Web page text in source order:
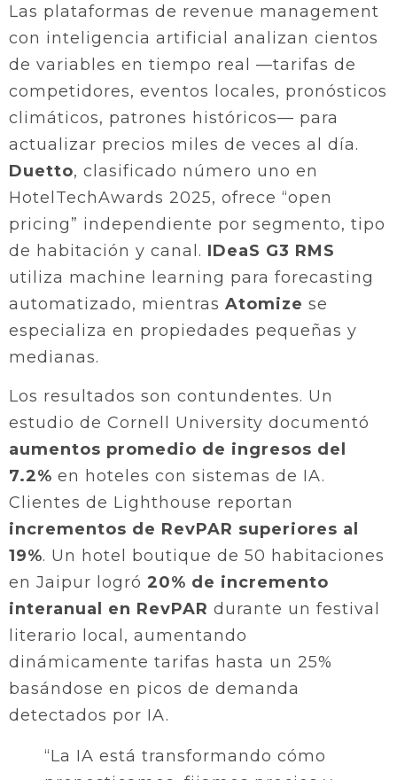
Las plataformas de revenue management
con inteligencia artificial analizan cientos
de variables en tiempo real —tarifas de
competidores, eventos locales, pronósticos
climáticos, patrones históricos— para
actualizar precios miles de veces al día.
Duetto, clasificado número uno en
HotelTechAwards 2025, ofrece “open
pricing” independiente por segmento, tipo
de habitación y canal. IDeaS G3 RMS
utiliza machine learning para forecasting
automatizado, mientras Atomize se
especializa en propiedades pequeñas y
medianas.
Los resultados son contundentes. Un
estudio de Cornell University documentó
aumentos promedio de ingresos del
7.2% en hoteles con sistemas de IA.
Clientes de Lighthouse reportan
incrementos de RevPAR superiores al
19%. Un hotel boutique de 50 habitaciones
en Jaipur logró 20% de incremento
interanual en RevPAR durante un festival
literario local, aumentando
dinámicamente tarifas hasta un 25%
basándose en picos de demanda
detectados por IA.
“La IA está transformando cómo